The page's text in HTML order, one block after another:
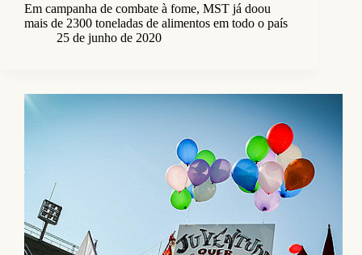
Em campanha de combate à fome, MST já doou
mais de 2300 toneladas de alimentos em todo o país
25 de junho de 2020